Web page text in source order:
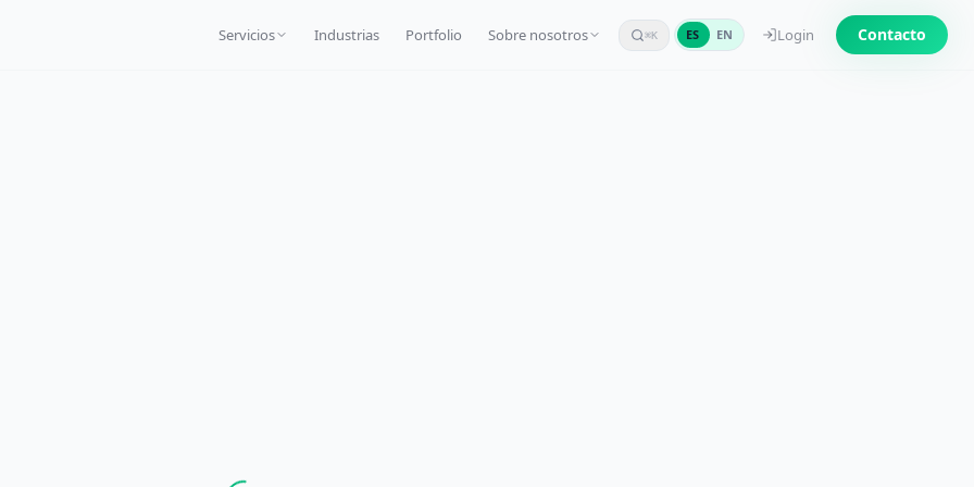
Servicios Industrias Portfolio Sobre nosotros ⌘K ES EN Login Contacto